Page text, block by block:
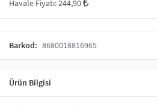
Havale Fiyatı:244,90
Barkod: 8680018816965
Ürün Bilgisi